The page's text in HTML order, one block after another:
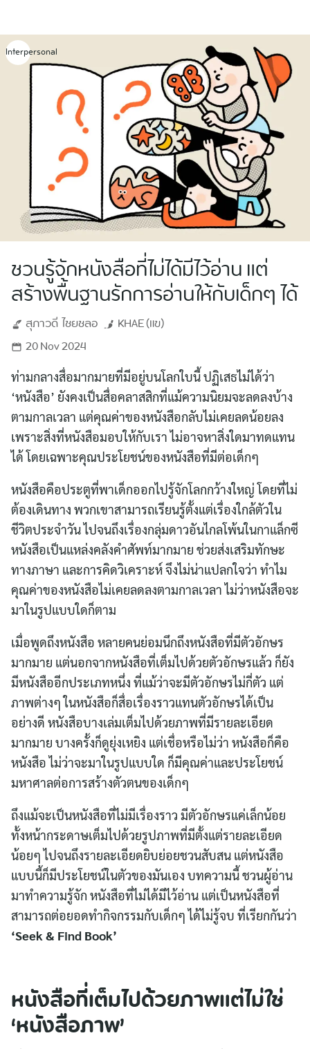
content
Interpersonal
ชวนรู้จักหนังสือที่ไม่ได้มีไว้อ่าน แต่
สร้างพื้นฐานรักการอ่านให้กับเด็กๆ ได้
สุภาวดีไชยชลอ
KHAE (แข)
20 Nov 2024
ท่ามกลางสื่อมากมายที่มีอยู่บนโลกใบนี้ ปฏิเสธไม่ได้ว่า
‘หนังสือ’ ยังคงเป็นสื่อคลาสสิกที่แม้ความนิยมจะลดลงบ้าง
ตามกาลเวลา แต่คุณค่าของหนังสือกลับไม่เคยลดน้อยลง
เพราะสิ่งที่หนังสือมอบให้กับเรา ไม่อาจหาสิ่งใดมาทดแทน
ได้ โดยเฉพาะคุณประโยชน์ของหนังสือที่มีต่อเด็กๆ
หนังสือคือประตูที่พาเด็กออกไปรู้จักโลกกว้างใหญ่ โดยที่ไม่
ต้องเดินทาง พวกเขาสามารถเรียนรู้ตั้งแต่เรื่องใกล้ตัวใน
ชีวิตประจำวัน ไปจนถึงเรื่องกลุ่มดาวอันไกลโพ้นในกาแล็กซี
หนังสือเป็นแหล่งคลังคำศัพท์มากมาย ช่วยส่งเสริมทักษะ
ทางภาษา และการคิดวิเคราะห์ จึงไม่น่าแปลกใจว่า ทำไม
คุณค่าของหนังสือไม่เคยลดลงตามกาลเวลา ไม่ว่าหนังสือจะ
มาในรูปแบบใดก็ตาม
เมื่อพูดถึงหนังสือ หลายคนย่อมนึกถึงหนังสือที่มีตัวอักษร
มากมาย แต่นอกจากหนังสือที่เต็มไปด้วยตัวอักษรแล้ว ก็ยัง
มีหนังสืออีกประเภทหนึ่ง ที่แม้ว่าจะมีตัวอักษรไม่กี่ตัว แต่
ภาพต่างๆ ในหนังสือก็สื่อเรื่องราวแทนตัวอักษรได้เป็น
อย่างดี หนังสือบางเล่มเต็มไปด้วยภาพที่มีรายละเอียด
มากมาย บางครั้งก็ดูยุ่งเหยิง แต่เชื่อหรือไม่ว่า หนังสือก็คือ
หนังสือ ไม่ว่าจะมาในรูปแบบใด ก็มีคุณค่าและประโยชน์
มหาศาลต่อการสร้างตัวตนของเด็กๆ
ถึงแม้จะเป็นหนังสือที่ไม่มีเรื่องราว มีตัวอักษรแค่เล็กน้อย
ทั้งหน้ากระดาษเต็มไปด้วยรูปภาพที่มีตั้งแต่รายละเอียด
น้อยๆ ไปจนถึงรายละเอียดยิบย่อยชวนสับสน แต่หนังสือ
แบบนี้ก็มีประโยชน์ในตัวของมันเอง บทความนี้ ชวนผู้อ่าน
มาทำความรู้จัก หนังสือที่ไม่ได้มีไว้อ่าน แต่เป็นหนังสือที่
สามารถต่อยอดทำกิจกรรมกับเด็กๆ ได้ไม่รู้จบ ที่เรียกกันว่า
‘Seek & Find Book’
หนังสือที่เต็มไปด้วยภาพแต่ไม่ใช่
‘หนังสือภาพ’